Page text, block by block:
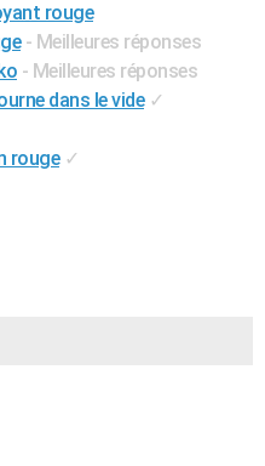
rouge
- Meilleures réponses
- Meilleures réponses
dans le vide ✓
rouge ✓